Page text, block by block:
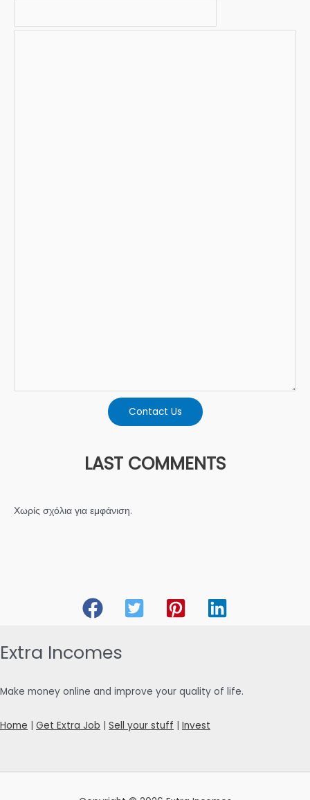
Contact Us
LAST COMMENTS
Χωρίς σχόλια για εμφάνιση.
Extra Incomes
Make money online and improve your quality of life.
Home | Get Extra Job | Sell your stuff | Invest